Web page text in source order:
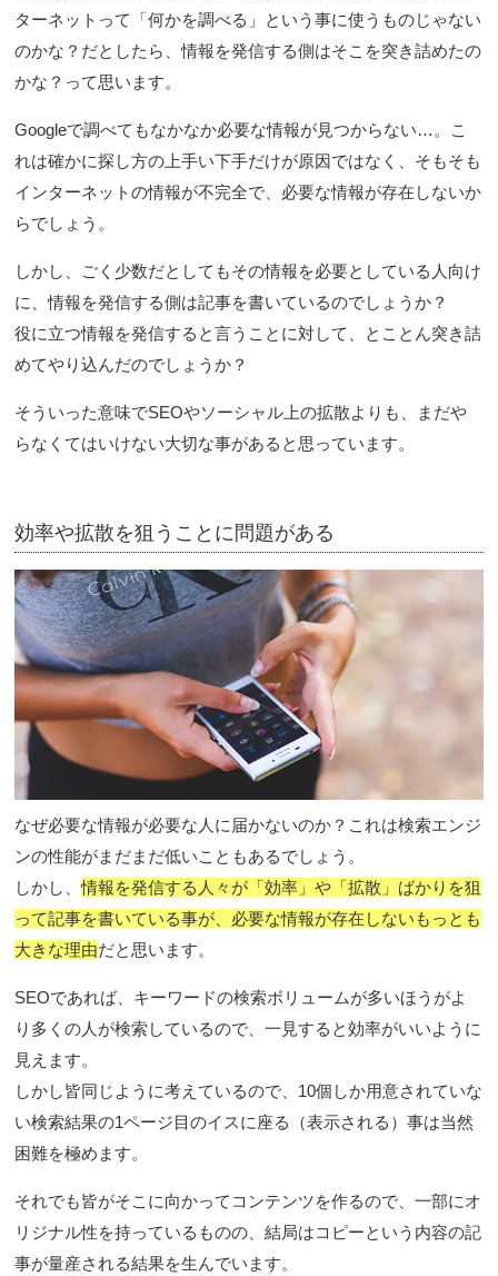
ターネットって「何かを調べる」という事に使うものじゃない
のかな？だとしたら、情報を発信する側はそこを突き詰めたの
かな？って思います。
Googleで調べてもなかなか必要な情報が見つからない…。こ
れは確かに探し方の上手い下手だけが原因ではなく、そもそも
インターネットの情報が不完全で、必要な情報が存在しないか
らでしょう。
しかし、ごく少数だとしてもその情報を必要としている人向け
に、情報を発信する側は記事を書いているのでしょうか？
役に立つ情報を発信すると言うことに対して、とことん突き詰
めてやり込んだのでしょうか？
そういった意味でSEOやソーシャル上の拡散よりも、まだや
らなくてはいけない大切な事があると思っています。
効率や拡散を狙うことに問題がある
なぜ必要な情報が必要な人に届かないのか？これは検索エンジ
ンの性能がまだまだ低いこともあるでしょう。
しかし、情報を発信する人々が「効率」や「拡散」ばかりを狙
って記事を書いている事が、必要な情報が存在しないもっとも
大きな理由だと思います。
SEOであれば、キーワードの検索ボリュームが多いほうがよ
り多くの人が検索しているので、一見すると効率がいいように
見えます。
しかし皆同じように考えているので、10個しか用意されていな
い検索結果の1ページ目のイスに座る（表示される）事は当然
困難を極めます。
それでも皆がそこに向かってコンテンツを作るので、一部にオ
リジナル性を持っているものの、結局はコピーという内容の記
事が量産される結果を生んでいます。